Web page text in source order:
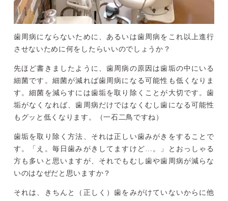
歯周病にならないために、あるいは歯周病をこれ以上進行
させないために何をしたらいいのでしょうか？
先ほど書きましたように、歯周病の原因は歯垢の中にいる
細菌です。細菌が減れば歯周病になる可能性も低くなりま
す。細菌を減らすには歯垢を取り除くことが大切です。歯
垢がなくなれば、歯周病だけではなくむし歯になる可能性
もグッと低くなります。（一石二鳥ですね）
歯垢を取り除く方法、それは正しい歯みがきをすることで
す。「え。毎日歯みがきしてますけど…。」とおっしゃる
方も多いと思いますが、それでもむし歯や歯周病が減らな
いのはなぜだと思いますか？
それは、きちんと（正しく）歯をみがけていないからに他